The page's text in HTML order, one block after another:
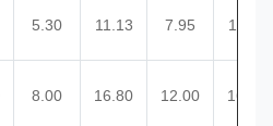
5.30 11.13 7.95 11.13
8.00 16.80 12.00 16.80